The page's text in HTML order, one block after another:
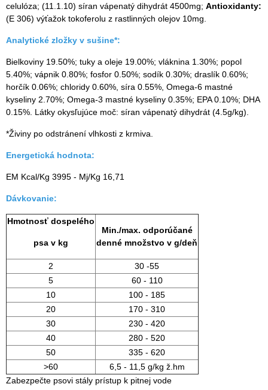
celulóza; (11.1.10) síran vápenatý dihydrát 4500mg; Antioxidanty:
(E 306) výťažok tokoferolu z rastlinných olejov 10mg.
Analytické zložky v sušine*:
Bielkoviny 19.50%; tuky a oleje 19.00%; vláknina 1.30%; popol
5.40%; vápnik 0.80%; fosfor 0.50%; sodík 0.30%; draslík 0.60%;
horčík 0.06%; chloridy 0.60%, síra 0.55%, Omega-6 mastné
kyseliny 2.70%; Omega-3 mastné kyseliny 0.35%; EPA 0.10%; DHA
0.15%. Látky okysľujúce moč: síran vápenatý dihydrát (4.5g/kg).
*Živiny po odstránení vlhkosti z krmiva.
Energetická hodnota:
EM Kcal/Kg 3995 - Mj/Kg 16,71
Dávkovanie:
Hmotnosť dospelého
psa v kg
Min./max. odporúčané
denné množstvo v g/deň
2
30 -55
5
60 - 110
10
100 - 185
20
170 - 310
30
230 - 420
40
280 - 520
50
335 - 620
>60
6,5 - 11,5 g/kg ž.hm
Zabezpečte psovi stály prístup k pitnej vode